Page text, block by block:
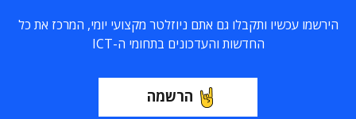
הירשמו עכשיו ותקבלו גם אתם ניוזלטר מקצועי יומי, המרכז את כל
החדשות והעדכונים בתחומי ה-ICT
הרשמה